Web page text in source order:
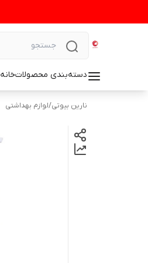
دسته‌بندی محصولاتخانه
نارین بیوتی/لوازم بهداشتی